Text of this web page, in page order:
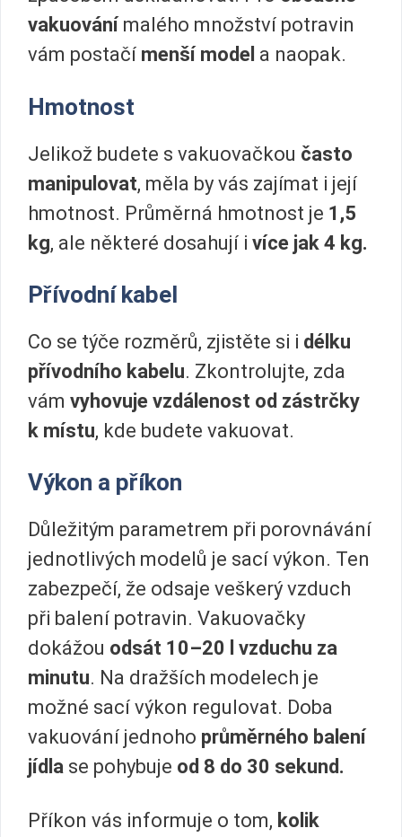
vakuování malého množství potravin
vám postačí menší model a naopak.
Hmotnost
Jelikož budete s vakuovačkou často
manipulovat, měla by vás zajímat i její
hmotnost. Průměrná hmotnost je 1,5
kg, ale některé dosahují i více jak 4 kg.
Přívodní kabel
Co se týče rozměrů, zjistěte si i délku
přívodního kabelu. Zkontrolujte, zda
vám vyhovuje vzdálenost od zástrčky
k místu, kde budete vakuovat.
Výkon a příkon
Důležitým parametrem při porovnávání
jednotlivých modelů je sací výkon. Ten
zabezpečí, že odsaje veškerý vzduch
při balení potravin. Vakuovačky
dokážou odsát 10–20 l
vzduchu za
minutu. Na dražších modelech je
možné sací výkon regulovat. Doba
vakuování jednoho průměrného balení
jídla se pohybuje od 8 do 30 sekund.
Příkon vás informuje o tom, kolik